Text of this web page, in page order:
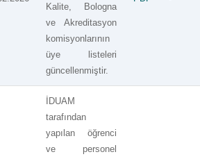
Kalite, Bologna
ve Akreditasyon
komisyonlarının
üye listeleri
güncellenmiştir.
İDUAM
tarafından
yapılan öğrenci
ve personel